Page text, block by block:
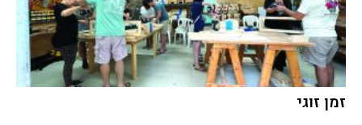
זמן זוגי